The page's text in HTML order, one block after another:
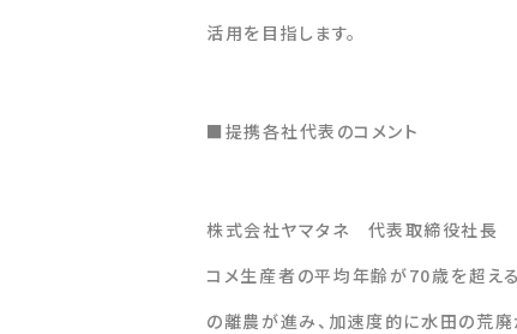
活用を目指します。
■提携各社代表のコメント
株式会社ヤマタネ 代表取締役社長
コメ生産者の平均年齢が70歳を超え
の離農が進み、加速度的に水田の荒廃